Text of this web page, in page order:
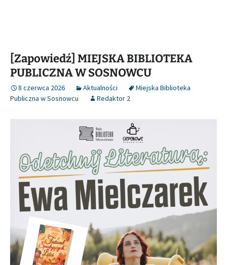
[Zapowiedź] MIEJSKA BIBLIOTEKA
PUBLICZNA W SOSNOWCU
8 czerwca 2026 Aktualności
Miejska Biblioteka
Publiczna w Sosnowcu
Redaktor 2